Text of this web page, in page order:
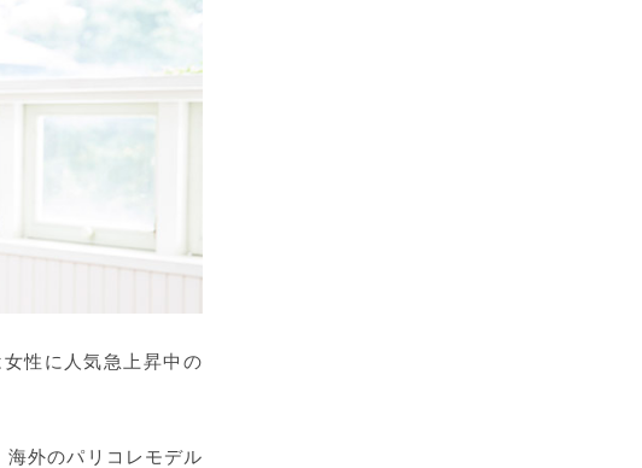
性に人気急上昇中の
海外のパリコレモデル